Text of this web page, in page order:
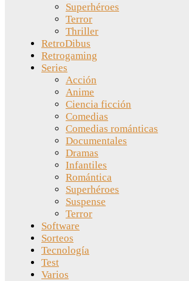
Superhéroes
Terror
Thriller
RetroDibus
Retrogaming
Series
Acción
Anime
Ciencia ficción
Comedias
Comedias románticas
Documentales
Dramas
Infantiles
Romántica
Superhéroes
Suspense
Terror
Software
Sorteos
Tecnología
Test
Varios